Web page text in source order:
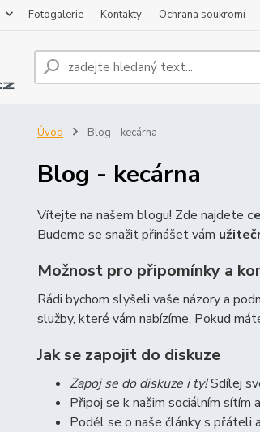
Fotogalerie Kontakty Ochrana soukromí
Úvod Blog - kecárna
Blog - kecárna
Vítejte na našem blogu! Zde najdete
Budeme se snažit přinášet vám
Možnost pro připomínky a
Rádi bychom slyšeli vaše názory a
služby, které vám nabízíme. Pokud
Jak se zapojit do diskuze
Zapoj se do diskuze i ty!Sdílej
Připoj se k našim sociálním sítím
Poděl se o naše články s přáteli